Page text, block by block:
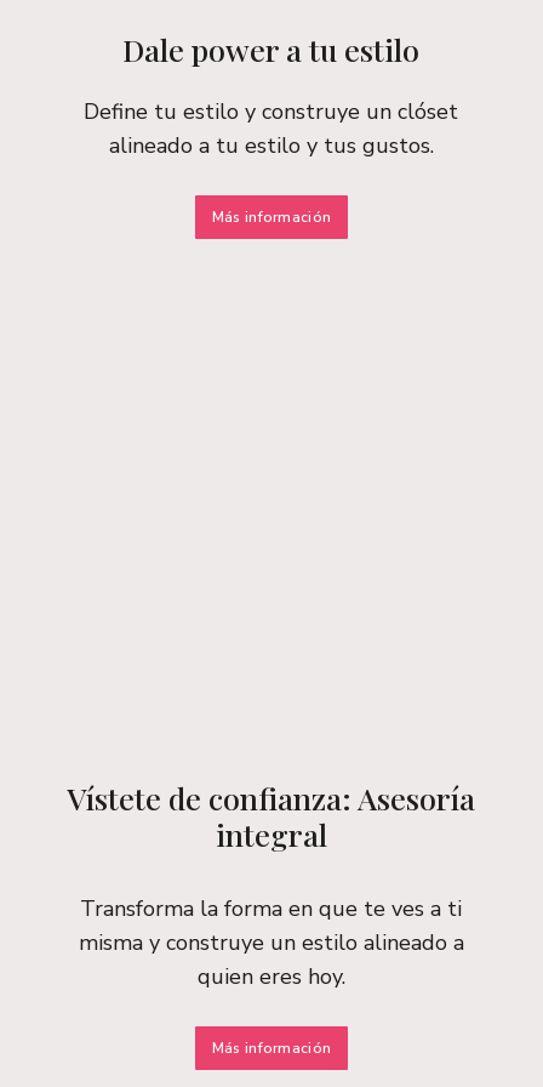
Dale power a tu estilo
Define tu estilo y construye un clóset
alineado a tu estilo y tus gustos.
Más información
Vístete de confianza: Asesoría
integral
Transforma la forma en que te ves a ti
misma y construye un estilo alineado a
quien eres hoy.
Más información